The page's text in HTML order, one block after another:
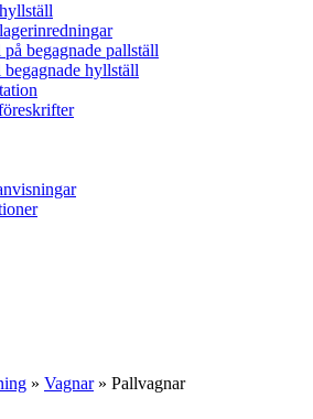
begagnade pallställ
begagnade hyllställ
» Vagnar» Pallvagnar